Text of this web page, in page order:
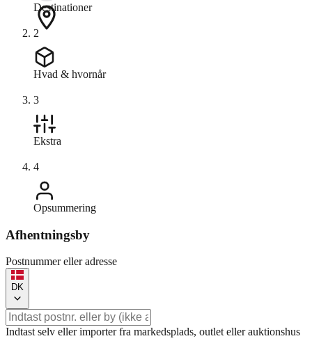
Destinationer
2
Hvad & hvornår
3
Ekstra
4
Opsummering
Afhentningsby
Postnummer eller adresse
DK
Indtast selv eller importer fra markedsplads, outlet eller auktionshus